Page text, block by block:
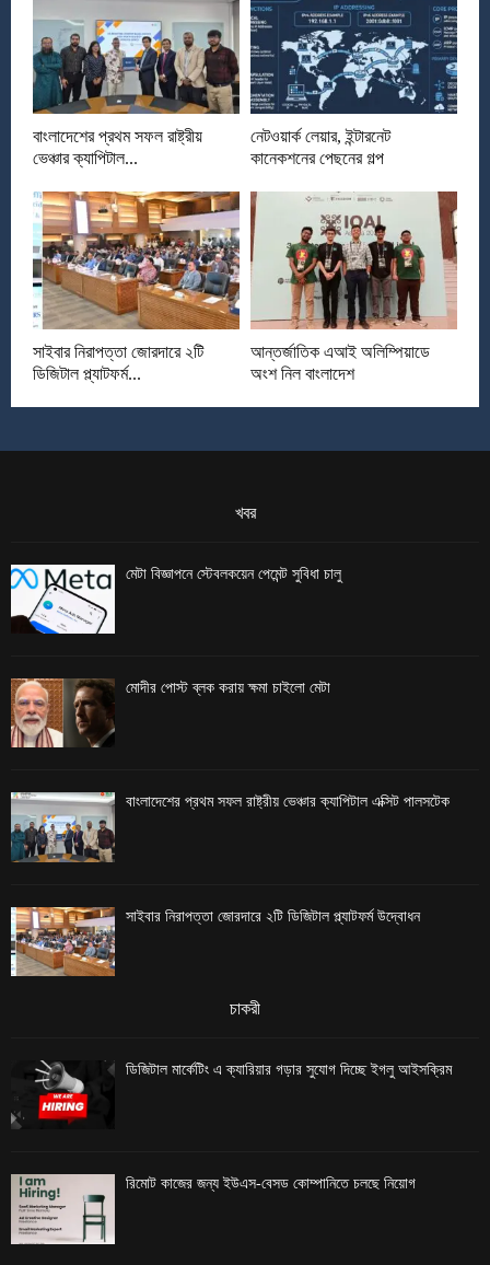
বাংলাদেশের প্রথম সফল রাষ্ট্রীয়
ভেঞ্চার ক্যাপিটাল...
নেটওয়ার্ক লেয়ার, ইন্টারনেট
কানেকশনের পেছনের গল্প
সাইবার নিরাপত্তা জোরদারে ২টি
ডিজিটাল প্ল্যাটফর্ম...
আন্তর্জাতিক এআই অলিম্পিয়াডে
অংশ নিল বাংলাদেশ
খবর
মেটা বিজ্ঞাপনে স্টেবলকয়েন পেমেন্ট সুবিধা চালু
মোদীর পোস্ট ব্লক করায় ক্ষমা চাইলো মেটা
বাংলাদেশের প্রথম সফল রাষ্ট্রীয় ভেঞ্চার ক্যাপিটাল এক্সিট পালসটেক
সাইবার নিরাপত্তা জোরদারে ২টি ডিজিটাল প্ল্যাটফর্ম উদ্বোধন
চাকরী
ডিজিটাল মার্কেটিং এ ক্যারিয়ার গড়ার সুযোগ দিচ্ছে ইগলু আইসক্রিম
রিমোট কাজের জন্য ইউএস-বেসড কোম্পানিতে চলছে নিয়োগ